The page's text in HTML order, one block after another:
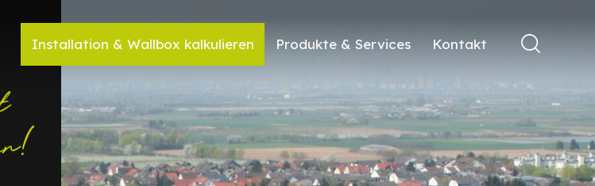
Installation & Wallbox kalkulieren Produkte & Services Kontakt